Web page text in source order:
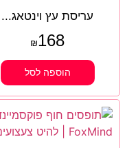
עריסת עץ וינטאג...
₪168
הוספה לסל